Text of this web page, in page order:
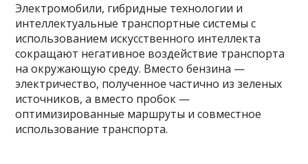
Электромобили, гибридные технологии и
интеллектуальные транспортные системы с
использованием искусственного интеллекта
сокращают негативное воздействие транспорта
на окружающую среду. Вместо бензина —
электричество, полученное частично из зеленых
источников, а вместо пробок —
оптимизированные маршруты и совместное
использование транспорта.